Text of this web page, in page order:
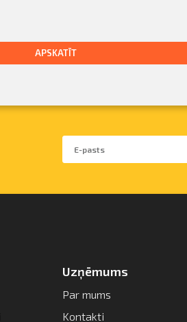
APSKATĪT
Uzņēmums
Par mums
Kontakti